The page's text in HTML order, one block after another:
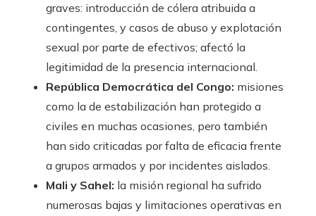
graves: introducción de cólera atribuida a
contingentes, y casos de abuso y explotación
sexual por parte de efectivos; afectó la
legitimidad de la presencia internacional.
República Democrática del Congo: misiones
como la de estabilización han protegido a
civiles en muchas ocasiones, pero también
han sido criticadas por falta de eficacia frente
a grupos armados y por incidentes aislados.
Mali y Sahel: la misión regional ha sufrido
numerosas bajas y limitaciones operativas en